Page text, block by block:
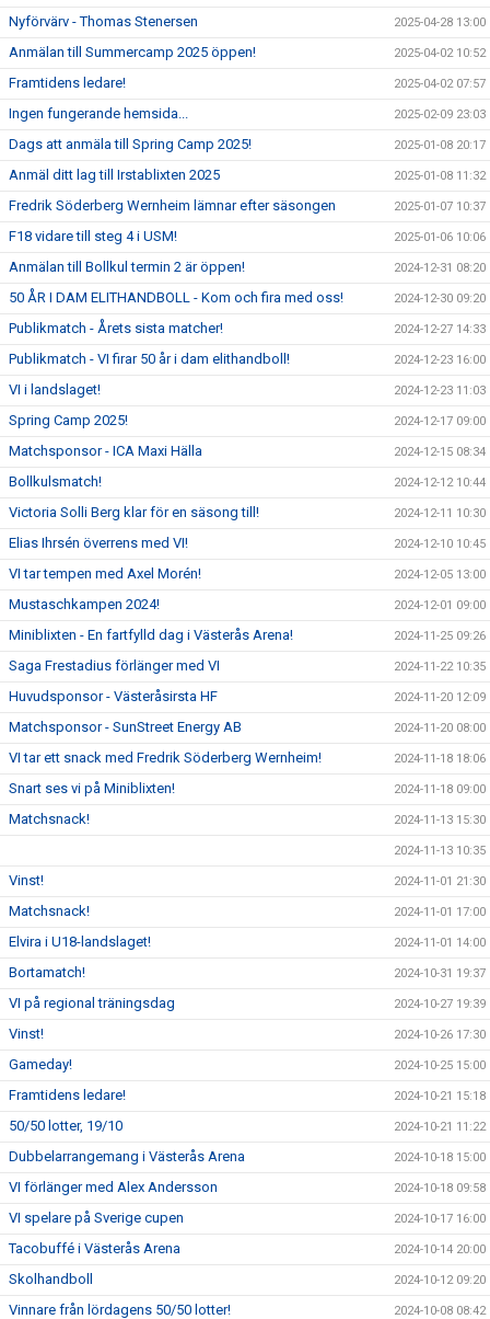
Nyförvärv - Thomas Stenersen 2025-04-28 13:00
Anmälan till Summercamp 2025 öppen! 2025-04-02 10:52
Framtidens ledare! 2025-04-02 07:57
Ingen fungerande hemsida... 2025-02-09 23:03
Dags att anmäla till Spring Camp 2025! 2025-01-08 20:17
Anmäl ditt lag till Irstablixten 2025 2025-01-08 11:32
Fredrik Söderberg Wernheim lämnar efter säsongen 2025-01-07 10:37
F18 vidare till steg 4 i USM! 2025-01-06 10:06
Anmälan till Bollkul termin 2 är öppen! 2024-12-31 08:20
50 ÅR I DAM ELITHANDBOLL - Kom och fira med oss! 2024-12-30 09:20
Publikmatch - Årets sista matcher! 2024-12-27 14:33
Publikmatch - VI firar 50 år i dam elithandboll! 2024-12-23 16:00
VI i landslaget! 2024-12-23 11:03
Spring Camp 2025! 2024-12-17 09:00
Matchsponsor - ICA Maxi Hälla 2024-12-15 08:34
Bollkulsmatch! 2024-12-12 10:44
Victoria Solli Berg klar för en säsong till! 2024-12-11 10:30
Elias Ihrsén överrens med VI! 2024-12-10 10:45
VI tar tempen med Axel Morén! 2024-12-05 13:00
Mustaschkampen 2024! 2024-12-01 09:00
Miniblixten - En fartfylld dag i Västerås Arena! 2024-11-25 09:26
Saga Frestadius förlänger med VI 2024-11-22 10:35
Huvudsponsor - Västeråsirsta HF 2024-11-20 12:09
Matchsponsor - SunStreet Energy AB 2024-11-20 08:00
VI tar ett snack med Fredrik Söderberg Wernheim! 2024-11-18 18:06
Snart ses vi på Miniblixten! 2024-11-18 09:00
Matchsnack! 2024-11-13 15:30
2024-11-13 10:35
Vinst! 2024-11-01 21:30
Matchsnack! 2024-11-01 17:00
Elvira i U18-landslaget! 2024-11-01 14:00
Bortamatch! 2024-10-31 19:37
VI på regional träningsdag 2024-10-27 19:39
Vinst! 2024-10-26 17:30
Gameday! 2024-10-25 15:00
Framtidens ledare! 2024-10-21 15:18
50/50 lotter, 19/10 2024-10-21 11:22
Dubbelarrangemang i Västerås Arena 2024-10-18 15:00
VI förlänger med Alex Andersson 2024-10-18 09:58
VI spelare på Sverige cupen 2024-10-17 16:00
Tacobuffé i Västerås Arena 2024-10-14 20:00
Skolhandboll 2024-10-12 09:20
Vinnare från lördagens 50/50 lotter! 2024-10-08 08:42